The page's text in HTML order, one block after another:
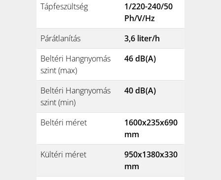
Tápfeszültség
1/220-240/50
Ph/V/Hz
Párátlanítás
3,6 liter/h
Beltéri Hangnyomás
szint (max)
46 dB(A)
Beltéri Hangnyomás
szint (min)
40 dB(A)
Beltéri méret
1600x235x690
mm
Kültéri méret
950x1380x330
mm